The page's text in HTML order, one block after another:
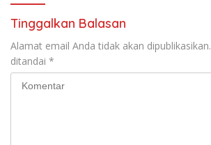
Tinggalkan Balasan
Alamat email Anda tidak akan dipublikasikan.
ditandai *